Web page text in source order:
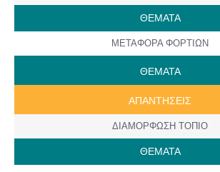
ΘΕΜΑΤΑ
ΜΕΤΑΦΟΡΑ ΦΟΡΤΙΩΝ
ΘΕΜΑΤΑ
AΠANTΗΣΕΙΣ
ΔΙΑΜΟΡΦΩΣΗ ΤΟΠΙΟ
ΘΕΜΑΤΑ